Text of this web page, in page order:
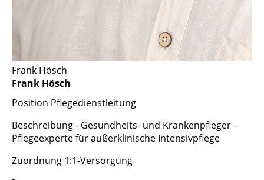
Frank Hösch
Frank Hösch
Position Pflegedienstleitung
Beschreibung- Gesundheits- und Krankenpfleger -
Pflegeexperte für außerklinische Intensivpflege
Zuordnung 1:1-Versorgung